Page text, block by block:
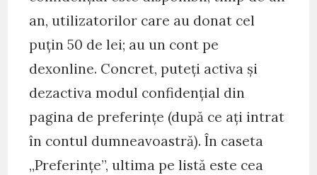
an, utilizatorilor care au donat cel
puțin 50 de lei; au un cont pe
dexonline. Concret, puteți activa și
dezactiva modul confidențial din
pagina de preferințe (după ce ați intrat
în contul dumneavoastră). În caseta
„Preferințe”, ultima pe listă este cea